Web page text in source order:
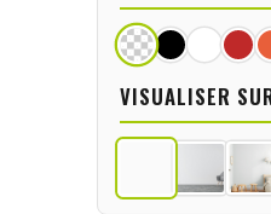
VISUALISER